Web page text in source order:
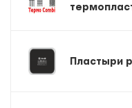
Пластыри